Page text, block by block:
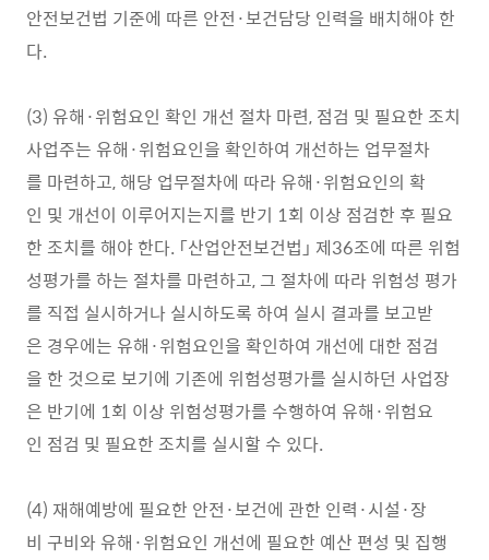
안전보건법 기준에 따른 안전·보건담당 인력을 배치해야 한
다.
(3) 유해·위험요인 확인 개선 절차 마련, 점검 및 필요한 조치
사업주는 유해·위험요인을 확인하여 개선하는 업무절차
를 마련하고, 해당 업무절차에 따라 유해·위험요인의 확
인 및 개선이 이루어지는지를 반기 1회 이상 점검한 후 필요
한 조치를 해야 한다. 「산업안전보건법」 제36조에 따른 위험
성평가를 하는 절차를 마련하고, 그 절차에 따라 위험성 평가
를 직접 실시하거나 실시하도록 하여 실시 결과를 보고받
은 경우에는 유해·위험요인을 확인하여 개선에 대한 점검
을 한 것으로 보기에 기존에 위험성평가를 실시하던 사업장
은 반기에 1회 이상 위험성평가를 수행하여 유해·위험요
인 점검 및 필요한 조치를 실시할 수 있다.
(4) 재해예방에 필요한 안전·보건에 관한 인력·시설·장
비 구비와 유해·위험요인 개선에 필요한 예산 편성 및 집행